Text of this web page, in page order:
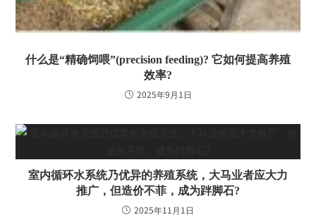
什么是“精确饲喂”(precision feeding)? 它如何提高养殖
效率?
2025年9月1日
室内循环水系统乃优异的养殖系统，大马业者应大力
推广，但造价不菲，成为跘脚石?
2025年11月1日